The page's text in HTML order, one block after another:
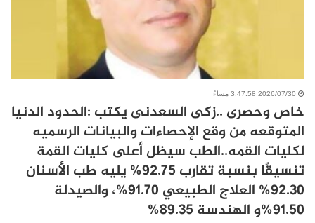
2026/07/30 3:47:58 مساءً
خاص وحصرى ..زكى السعدنى يكتب :الحدود الدنيا
المتوقعه من وقع الإحصاءات والبيانات الرسميه
لكليات القمه..الطب سيظل أعلى كليات القمة
تنسيقًا بنسبة تقارب 92.75% يليه طب الأسنان
92.30% العلاج الطبيعي 91.70%، والصيدلة
91.50%و الهندسة 89.35%